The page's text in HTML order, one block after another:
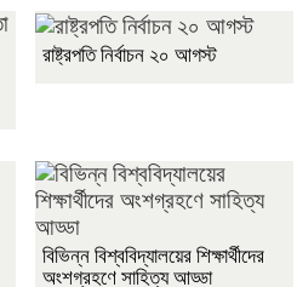
রাষ্ট্রপতি নির্বাচন ২০ আগস্ট
বিভিন্ন বিশ্ববিদ্যালয়ের শিক্ষার্থীদের
অংশগ্রহণে সাহিত্য আড্ডা